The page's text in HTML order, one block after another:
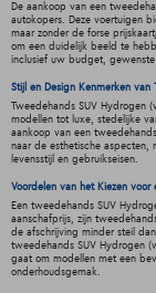
De aankoop van een
autokopers. Deze voertuigen
maar zonder de forse
om een duidelijk beeld te
inclusief uw budget,
Stijl en Design Kenmerken
Tweedehands SUV Hydrogen
modellen tot luxe, stedelijke
aankoop van een
naar de esthetische aspecten,
levensstijl en gebruikseisen.
Voordelen van het Kiezen
Een tweedehands SUV
aanschafprijs, zijn
de afschrijving minder steil
tweedehands SUV Hydrogen
gaat om modellen met een
onderhoudsgemak.